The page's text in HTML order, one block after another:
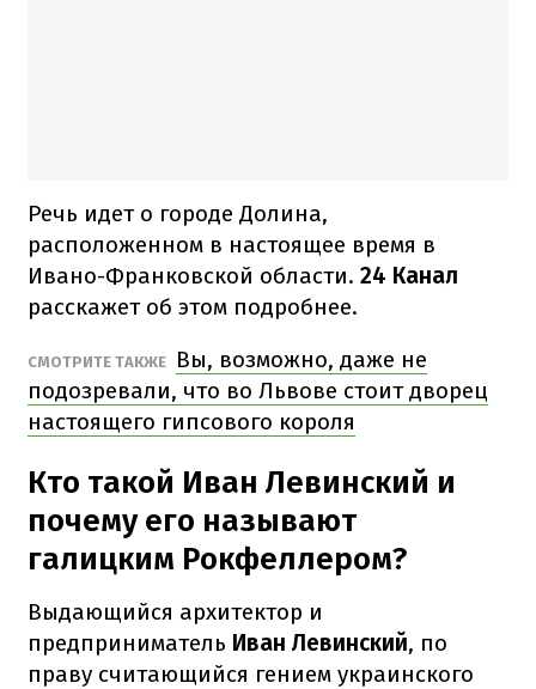
Речь идет о городе Долина,
расположенном в настоящее время в
Ивано-Франковской области. 24 Канал
расскажет об этом подробнее.
СМОТРИТЕ ТАКЖЕ
Вы, возможно, даже не
подозревали, что во Львове стоит дворец
настоящего гипсового короля
Кто такой Иван Левинский и
почему его называют
галицким Рокфеллером?
Выдающийся архитектор и
предприниматель Иван Левинский, по
праву считающийся гением украинского